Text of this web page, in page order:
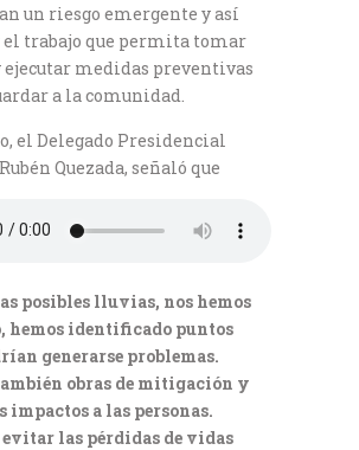
un riesgo emergente y así
trabajo que permita tomar
ejecutar medidas preventivas
a la comunidad.
el Delegado Presidencial
Quezada, señaló que
posibles lluvias, nos hemos
hemos identificado puntos
generarse problemas.
obras de mitigación y
impactos a las personas.
evitar las pérdidas de vidas